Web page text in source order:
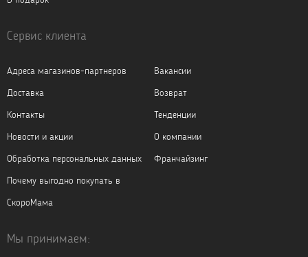
Сервис клиента
Адреса магазинов-партнеров
Вакансии
Доставка
Возврат
Контакты
Тенденции
Новости и акции
О компании
Обработка персональных данных
Франчайзинг
Почему выгодно покупать в
СкороМама
Мы принимаем: